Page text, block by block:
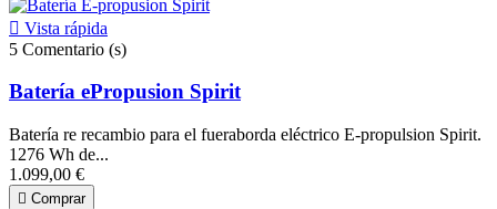
 Vista rápida
5 Comentario (s)
Batería ePropusion Spirit
Batería re recambio para el fueraborda eléctrico E-propulsion Spirit.
1276 Wh de...
1.099,00 €
 Comprar